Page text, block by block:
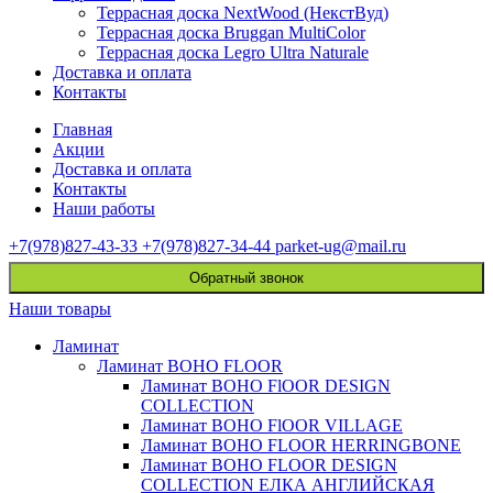
Террасная доска NextWood (НекстВуд)
Террасная доска Bruggan MultiColor
Террасная доска Legro Ultra Naturale
Доставка и оплата
Контакты
Главная
Акции
Доставка и оплата
Контакты
Наши работы
+7(978)827-43-33 +7(978)827-34-44 parket-ug@mail.ru
Обратный звонок
Наши товары
Ламинат
Ламинат BOHO FLOOR
Ламинат BOHO FlOOR DESIGN
COLLECTION
Ламинат BOHO FlOOR VILLAGE
Ламинат BOHO FLOOR HERRINGBONE
Ламинат BOHO FLOOR DESIGN
COLLECTION ЕЛКА АНГЛИЙСКАЯ